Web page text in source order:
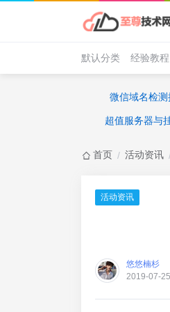
默认分类 经验教程
微信域名检测
超值服务器与
首页 / 活动资讯
活动资讯
悠悠楠杉
2019-07-25